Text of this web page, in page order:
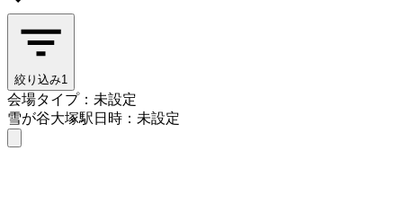
絞り込み1
会場タイプ：未設定
雪が谷大塚駅日時：未設定